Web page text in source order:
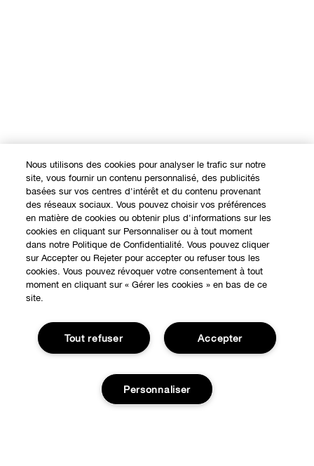
EXPÉRIENCE EN LIGNE
Offres Spéciales
Points de Vente
À PROPOS
Notre Philosophie
Changer de Pays
BESOIN D'AIDE?
Suivre ma commande
CONFIDENTIALITÉ ET CONDITIONS GÉNÉRALES
Nous utilisons des cookies pour analyser le trafic sur notre
site, vous fournir un contenu personnalisé, des publicités
basées sur vos centres d'intérêt et du contenu provenant
des réseaux sociaux. Vous pouvez choisir vos préférences
en matière de cookies ou obtenir plus d'informations sur les
cookies en cliquant sur Personnaliser ou à tout moment
dans notre Politique de Confidentialité. Vous pouvez cliquer
sur Accepter ou Rejeter pour accepter ou refuser tous les
cookies. Vous pouvez révoquer votre consentement à tout
moment en cliquant sur « Gérer les cookies » en bas de ce
site.
Accepter
Tout refuser
Personnaliser